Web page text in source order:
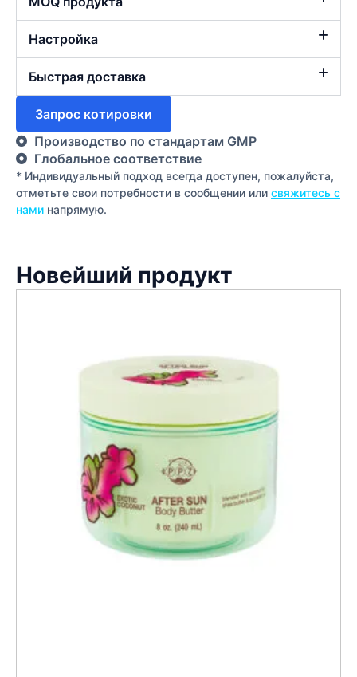
Настройка
Быстрая доставка
Запрос котировки
Производство по стандартам GMP
Глобальное соответствие
* Индивидуальный подход всегда доступен, пожалуйста,
отметьте свои потребности в сообщении или свяжитесь с
нами напрямую.
Новейший продукт